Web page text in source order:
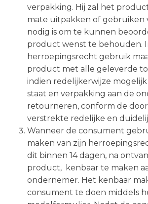
verpakking. Hij zal het
mate uitpakken of gebruiken
nodig is om te kunnen
product wenst te behouden.
herroepingsrecht gebruik
product met alle geleverde
indien redelijkerwijze
staat en verpakking aan de
retourneren, conform de
verstrekte redelijke en
Wanneer de consument
maken van zijn
dit binnen 14 dagen, na
product, kenbaar te maken
ondernemer. Het kenbaar
consument te doen middels